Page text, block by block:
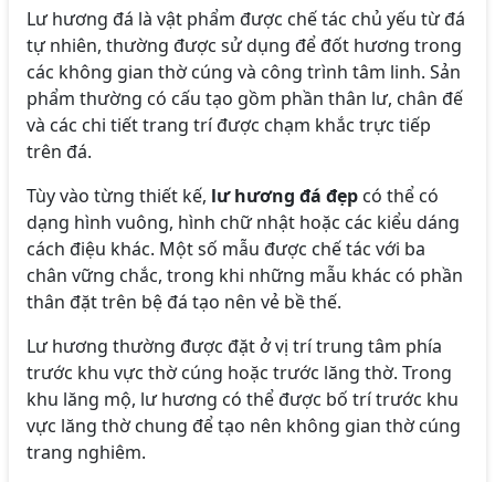
Lư hương đá là vật phẩm được chế tác chủ yếu từ đá
tự nhiên, thường được sử dụng để đốt hương trong
các không gian thờ cúng và công trình tâm linh. Sản
phẩm thường có cấu tạo gồm phần thân lư, chân đế
và các chi tiết trang trí được chạm khắc trực tiếp
trên đá.
Tùy vào từng thiết kế, lư hương đá đẹp có thể có
dạng hình vuông, hình chữ nhật hoặc các kiểu dáng
cách điệu khác. Một số mẫu được chế tác với ba
chân vững chắc, trong khi những mẫu khác có phần
thân đặt trên bệ đá tạo nên vẻ bề thế.
Lư hương thường được đặt ở vị trí trung tâm phía
trước khu vực thờ cúng hoặc trước lăng thờ. Trong
khu lăng mộ, lư hương có thể được bố trí trước khu
vực lăng thờ chung để tạo nên không gian thờ cúng
trang nghiêm.